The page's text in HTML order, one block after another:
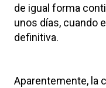
de igual forma
unos días, cuando
definitiva.
Aparentemente, la